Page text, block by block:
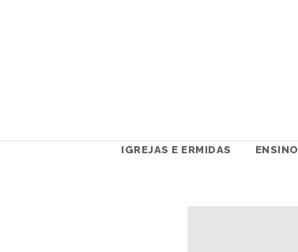
IGREJAS E ERMIDAS ENSINO